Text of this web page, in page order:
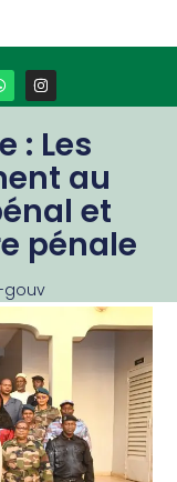
: Les
au
et
pénale